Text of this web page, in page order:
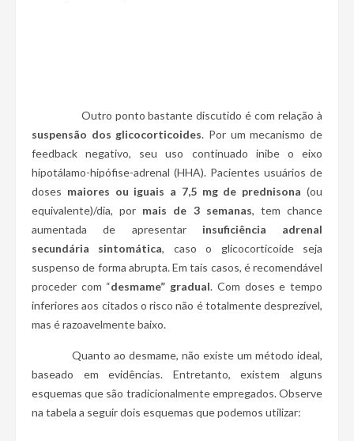
Outro ponto bastante discutido é com relação à
suspensão dos glicocorticoides. Por um mecanismo de
feedback negativo, seu uso continuado inibe o eixo
hipotálamo-hipófise-adrenal (HHA). Pacientes usuários de
doses maiores ou iguais a 7,5 mg de prednisona (ou
equivalente)/dia, por mais de 3 semanas, tem chance
aumentada de apresentar insuficiência adrenal
secundária sintomática, caso o glicocorticoide seja
suspenso de forma abrupta. Em tais casos, é recomendável
proceder com “desmame” gradual. Com doses e tempo
inferiores aos citados o risco não é totalmente desprezível,
mas é razoavelmente baixo.
Quanto ao desmame, não existe um método ideal,
baseado em evidências. Entretanto, existem alguns
esquemas que são tradicionalmente empregados. Observe
na tabela a seguir dois esquemas que podemos utilizar: